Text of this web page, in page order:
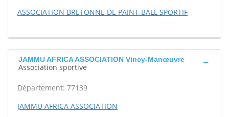
ASSOCIATION BRETONNE DE PAINT-BALL SPORTIF
JAMMU AFRICA ASSOCIATION Vincy-Manœuvre
Association sportive
Département: 77139
JAMMU AFRICA ASSOCIATION